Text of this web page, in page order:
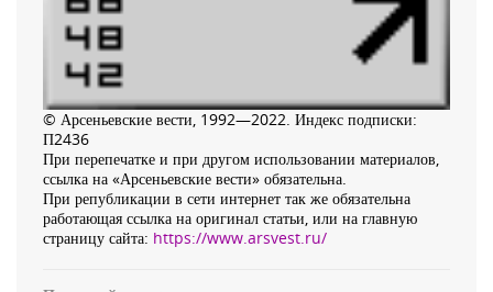
© Арсеньевские вести, 1992—2022. Индекс подписки:
П2436
При перепечатке и при другом использовании материалов,
ссылка на «Арсеньевские вести» обязательна.
При републикации в сети интернет так же обязательна
работающая ссылка на оригинал статьи, или на главную
страницу сайта: https://www.arsvest.ru/